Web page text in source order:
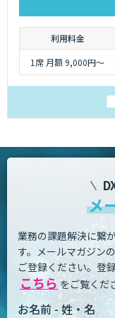
デジタル顧客体験を
利用料金
1席 月額 9,000円～
メ
業務の課題解決に繋
す。 メールマガジン
ご登録ください。登
こちら をご覧くだ
お名前 - 姓・名